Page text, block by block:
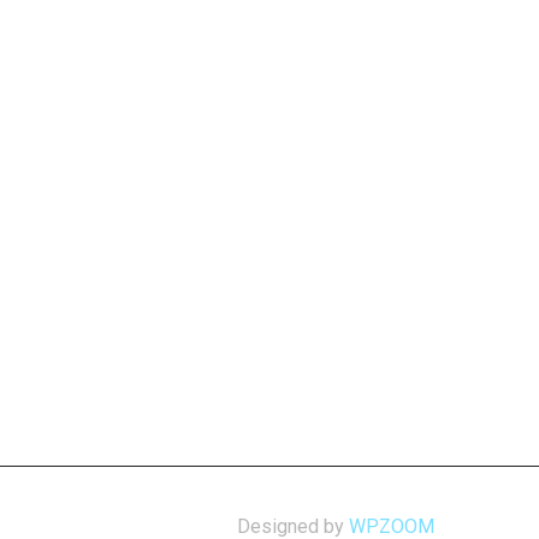
Designed by WPZOOM